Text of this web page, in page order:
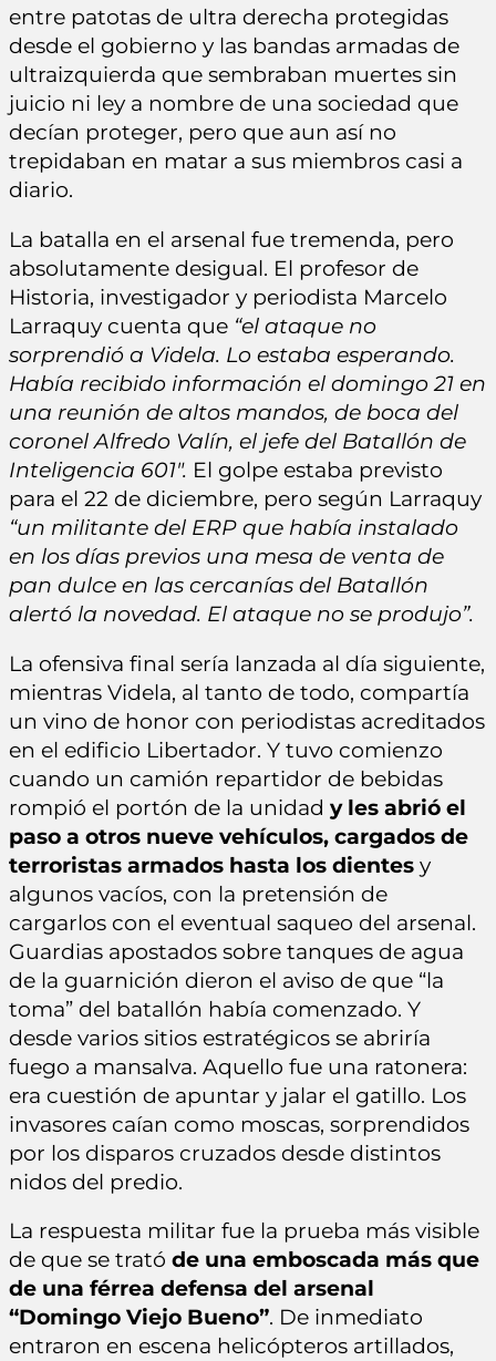
entre patotas de ultra derecha protegidas
desde el gobierno y las bandas armadas de
ultraizquierda que sembraban muertes sin
juicio ni ley a nombre de una sociedad que
decían proteger, pero que aun así no
trepidaban en matar a sus miembros casi a
diario.
La batalla en el arsenal fue tremenda, pero
absolutamente desigual. El profesor de
Historia, investigador y periodista Marcelo
Larraquy cuenta que “el ataque no
sorprendió a Videla. Lo estaba esperando.
Había recibido información el domingo 21 en
una reunión de altos mandos, de boca del
coronel Alfredo Valín, el jefe del Batallón de
Inteligencia 601″. El golpe estaba previsto
para el 22 de diciembre, pero según Larraquy
“un militante del ERP que había instalado
en los días previos una mesa de venta de
pan dulce en las cercanías del Batallón
alertó la novedad. El ataque no se produjo”.
La ofensiva final sería lanzada al día siguiente,
mientras Videla, al tanto de todo, compartía
un vino de honor con periodistas acreditados
en el edificio Libertador. Y tuvo comienzo
cuando un camión repartidor de bebidas
rompió el portón de la unidad y les abrió el
paso a otros nueve vehículos, cargados de
terroristas armados hasta los dientes y
algunos vacíos, con la pretensión de
cargarlos con el eventual saqueo del arsenal.
Guardias apostados sobre tanques de agua
de la guarnición dieron el aviso de que “la
toma” del batallón había comenzado. Y
desde varios sitios estratégicos se abriría
fuego a mansalva. Aquello fue una ratonera:
era cuestión de apuntar y jalar el gatillo. Los
invasores caían como moscas, sorprendidos
por los disparos cruzados desde distintos
nidos del predio.
La respuesta militar fue la prueba más visible
de que se trató de una emboscada más que
de una férrea defensa del arsenal
“Domingo Viejo Bueno”. De inmediato
entraron en escena helicópteros artillados,